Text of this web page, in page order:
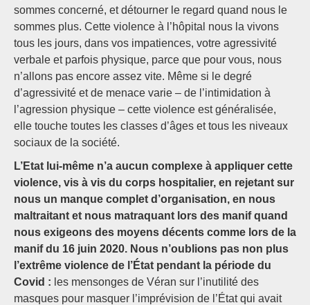
sommes concerné, et détourner le regard quand nous le
sommes plus. Cette violence à l’hôpital nous la vivons
tous les jours, dans vos impatiences, votre agressivité
verbale et parfois physique, parce que pour vous, nous
n’allons pas encore assez vite. Même si le degré
d’agressivité et de menace varie – de l’intimidation à
l’agression physique – cette violence est généralisée,
elle touche toutes les classes d’âges et tous les niveaux
sociaux de la société.
L’Etat lui-même n’a aucun complexe à appliquer cette
violence, vis à vis du corps hospitalier, en rejetant sur
nous un manque complet d’organisation, en nous
maltraitant et nous matraquant lors des manif quand
nous exigeons des moyens décents comme lors de la
manif du 16 juin 2020. Nous n’oublions pas non plus
l’extrême violence de l’État pendant la période du
Covid : les mensonges de Véran sur l’inutilité des
masques pour masquer l’imprévision de l’État qui avait